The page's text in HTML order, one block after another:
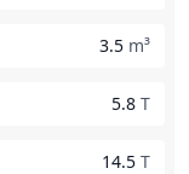
3.5 m³
5.8 T
14.5 T